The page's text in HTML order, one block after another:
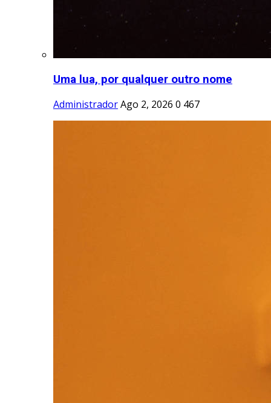
Uma lua, por qualquer outro nome
AdministradorAgo 2, 2026 0 467